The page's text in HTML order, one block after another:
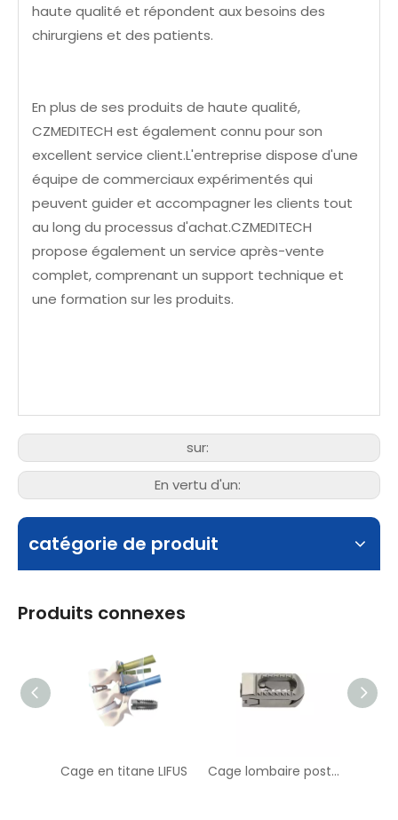
haute qualité et répondent aux besoins des
chirurgiens et des patients.
En plus de ses produits de haute qualité,
CZMEDITECH est également connu pour son
excellent service client.L'entreprise dispose d'une
équipe de commerciaux expérimentés qui
peuvent guider et accompagner les clients tout
au long du processus d'achat.CZMEDITECH
propose également un service après-vente
complet, comprenant un support technique et
une formation sur les produits.
sur:
En vertu d'un:
catégorie de produit
Produits connexes
Cage en titane LIFUS Cage lombaire postérieure extensible en titane